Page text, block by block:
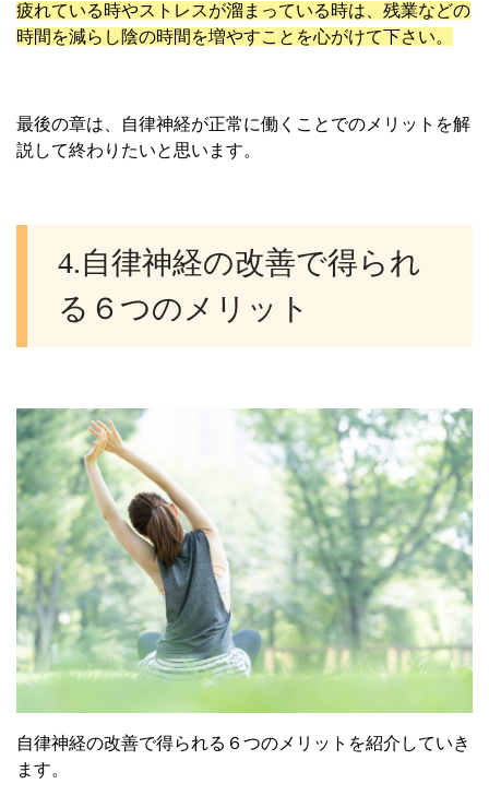
疲れている時やストレスが溜まっている時は、残業などの
時間を減らし陰の時間を増やすことを心がけて下さい。
最後の章は、自律神経が正常に働くことでのメリットを解
説して終わりたいと思います。
4.自律神経の改善で得られ
る６つのメリット
自律神経の改善で得られる６つのメリットを紹介していき
ます。